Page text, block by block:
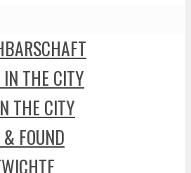
IN THE CITY
THE CITY
FOUND